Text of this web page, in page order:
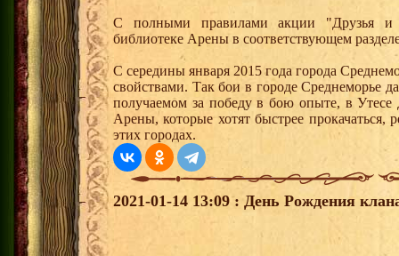
С полными правилами акции "Друзья и
библиотеке Арены в соответствующем
С середины января 2015 года города
свойствами. Так бои в городе Среднеморье
получаемом за победу в бою опыте, в
Арены, которые хотят быстрее прокачаться,
этих городах.
2021-01-14 13:09 : День Рождения